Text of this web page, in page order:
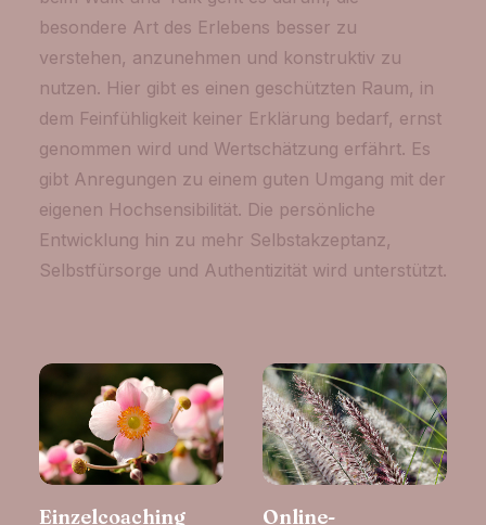
besondere Art des Erlebens besser zu
verstehen, anzunehmen und konstruktiv zu
nutzen. Hier gibt es einen geschützten Raum, in
dem Feinfühligkeit keiner Erklärung bedarf, ernst
genommen wird und Wertschätzung erfährt. Es
gibt Anregungen zu einem guten Umgang mit der
eigenen Hochsensibilität. Die persönliche
Entwicklung hin zu mehr Selbstakzeptanz,
Selbstfürsorge und Authentizität wird unterstützt.
Einzelcoaching Online-